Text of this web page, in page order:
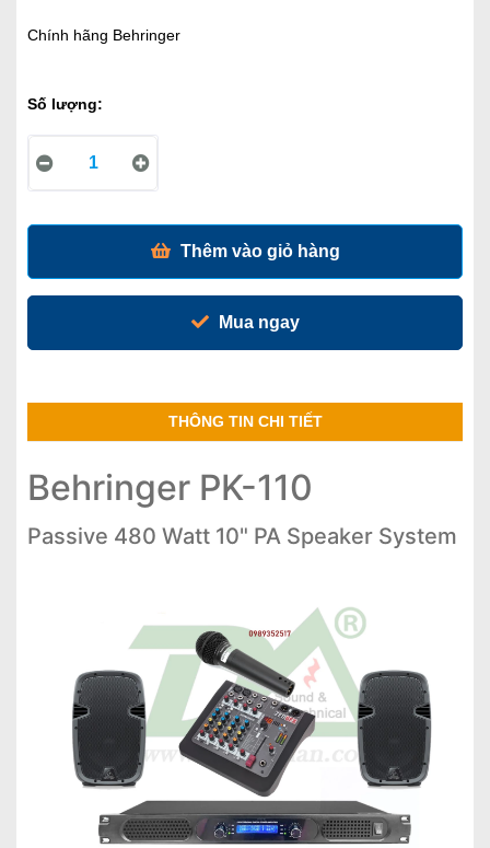
Chính hãng Behringer
Số lượng:
Thêm vào giỏ hàng
Mua ngay
THÔNG TIN CHI TIẾT
Behringer PK-110
Passive 480 Watt 10" PA Speaker System